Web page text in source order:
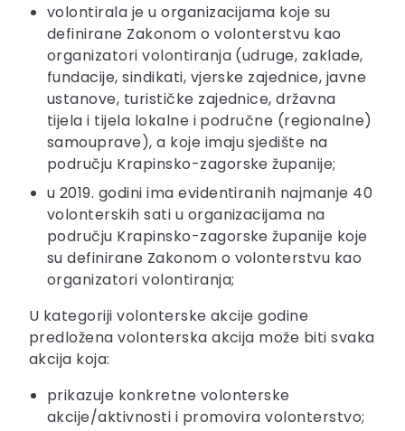
volontirala je u organizacijama koje su
definirane Zakonom o volonterstvu kao
organizatori volontiranja (udruge, zaklade,
fundacije, sindikati, vjerske zajednice, javne
ustanove, turističke zajednice, državna
tijela i tijela lokalne i područne (regionalne)
samouprave), a koje imaju sjedište na
području Krapinsko-zagorske županije;
u 2019. godini ima evidentiranih najmanje 40
volonterskih sati u organizacijama na
području Krapinsko-zagorske županije koje
su definirane Zakonom o volonterstvu kao
organizatori volontiranja;
U kategoriji volonterske akcije godine
predložena volonterska akcija može biti svaka
akcija koja:
prikazuje konkretne volonterske
akcije/aktivnosti i promovira volonterstvo;